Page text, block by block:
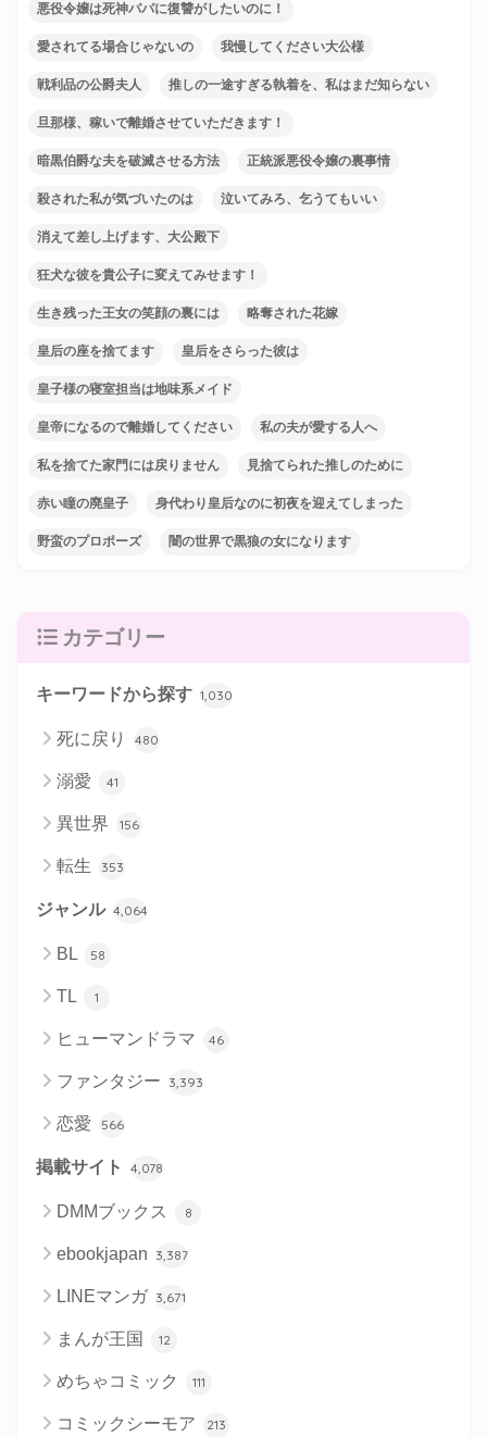
悪役令嬢は死神パパに復讐がしたいのに！
愛されてる場合じゃないの 我慢してください大公様
戦利品の公爵夫人 推しの一途すぎる執着を、私はまだ知らない
旦那様、稼いで離婚させていただきます！
暗黒伯爵な夫を破滅させる方法 正統派悪役令嬢の裏事情
殺された私が気づいたのは 泣いてみろ、乞うてもいい
消えて差し上げます、大公殿下
狂犬な彼を貴公子に変えてみせます！
生き残った王女の笑顔の裏には 略奪された花嫁
皇后の座を捨てます 皇后をさらった彼は
皇子様の寝室担当は地味系メイド
皇帝になるので離婚してください 私の夫が愛する人へ
私を捨てた家門には戻りません 見捨てられた推しのために
赤い瞳の廃皇子 身代わり皇后なのに初夜を迎えてしまった
野蛮のプロポーズ 闇の世界で黒狼の女になります
カテゴリー
キーワードから探す 1,030
死に戻り 480
溺愛 41
異世界 156
転生 353
ジャンル 4,064
BL 58
TL 1
ヒューマンドラマ 46
ファンタジー 3,393
恋愛 566
掲載サイト 4,078
DMMブックス 8
ebookjapan 3,387
LINEマンガ 3,671
まんが王国 12
めちゃコミック 111
コミックシーモア 213